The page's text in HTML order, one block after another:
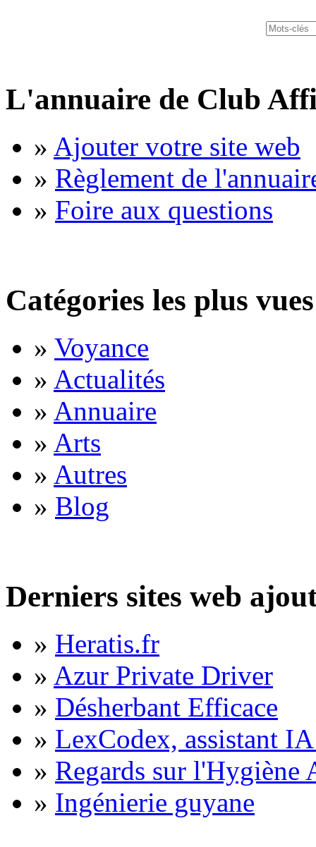
L'annuaire de Club
» Ajouter votre site web
» Règlement de
» Foire aux questions
Catégories les plus vues
» Voyance
» Actualités
» Annuaire
» Arts
» Autres
» Blog
Derniers sites web
» Heratis.fr
» Azur Private Driver
» Désherbant Efficace
» LexCodex, assistant
» Regards sur l'Hygiène
» Ingénierie guyane